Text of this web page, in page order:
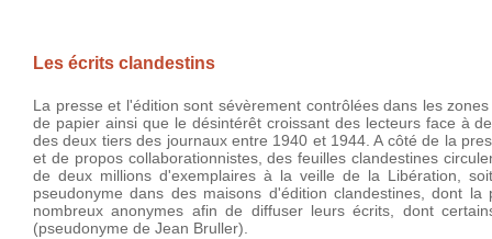
Les écrits clandestins
La presse et l'édition sont sévèrement contrôlées dans les
de papier ainsi que le désintérêt croissant des lecteurs face à
des deux tiers des journaux entre 1940 et 1944. A côté de la
et de propos collaborationnistes, des feuilles clandestines
de deux millions d'exemplaires à la veille de la Libération,
pseudonyme dans des maisons d'édition clandestines, dont
nombreux anonymes afin de diffuser leurs écrits, dont
(pseudonyme de Jean Bruller).